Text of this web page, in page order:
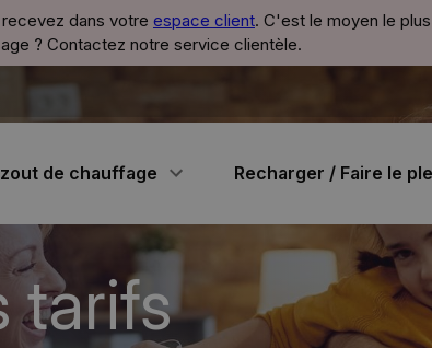
dans votre espace client. C'est le moyen le
? Contactez notre service clientèle.
de chauffage Recharger / Faire le
tarifs
Gaz, Mazout et Plus